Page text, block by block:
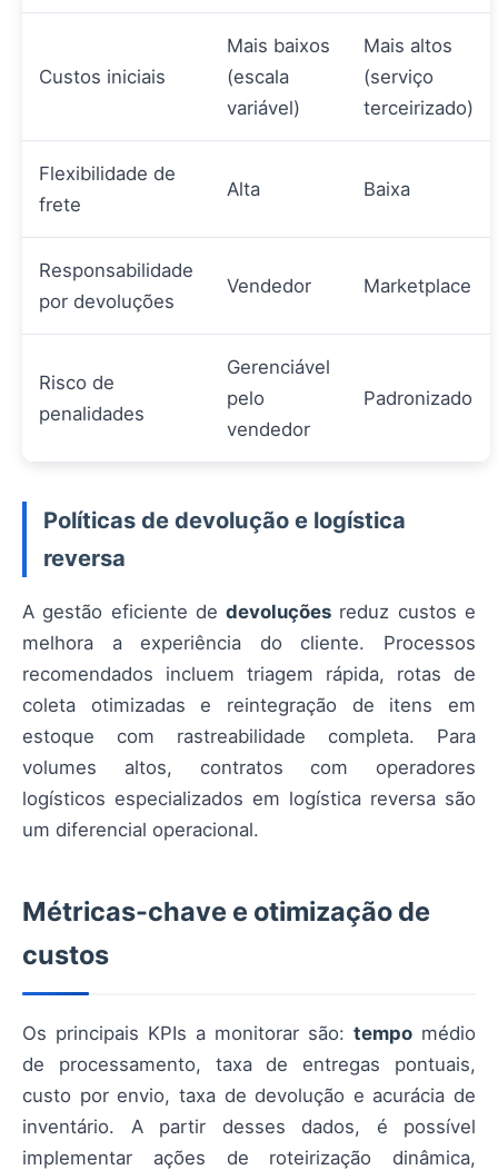
Custos iniciais
Mais baixos
(escala
variável)
Mais altos
(serviço
terceirizado)
Flexibilidade de
frete
Alta Baixa
Responsabilidade
por devoluções
Vendedor Marketplace
Risco de
penalidades
Gerenciável
pelo
vendedor
Padronizado
Políticas de devolução e logística
reversa
A gestão eficiente dedevoluções reduz custos e
melhora a experiência do cliente. Processos
recomendados incluem triagem rápida, rotas de
coleta otimizadas e reintegração de itens em
estoque com rastreabilidade completa. Para
volumes altos, contratos com operadores
logísticos especializados em logística reversa são
um diferencial operacional.
Métricas-chave e otimização de
custos
Os principais KPIs a monitorar são: tempo médio
de processamento, taxa de entregas pontuais,
custo por envio, taxa de devolução e acurácia de
inventário. A partir desses dados, é possível
implementar ações de roteirização dinâmica,